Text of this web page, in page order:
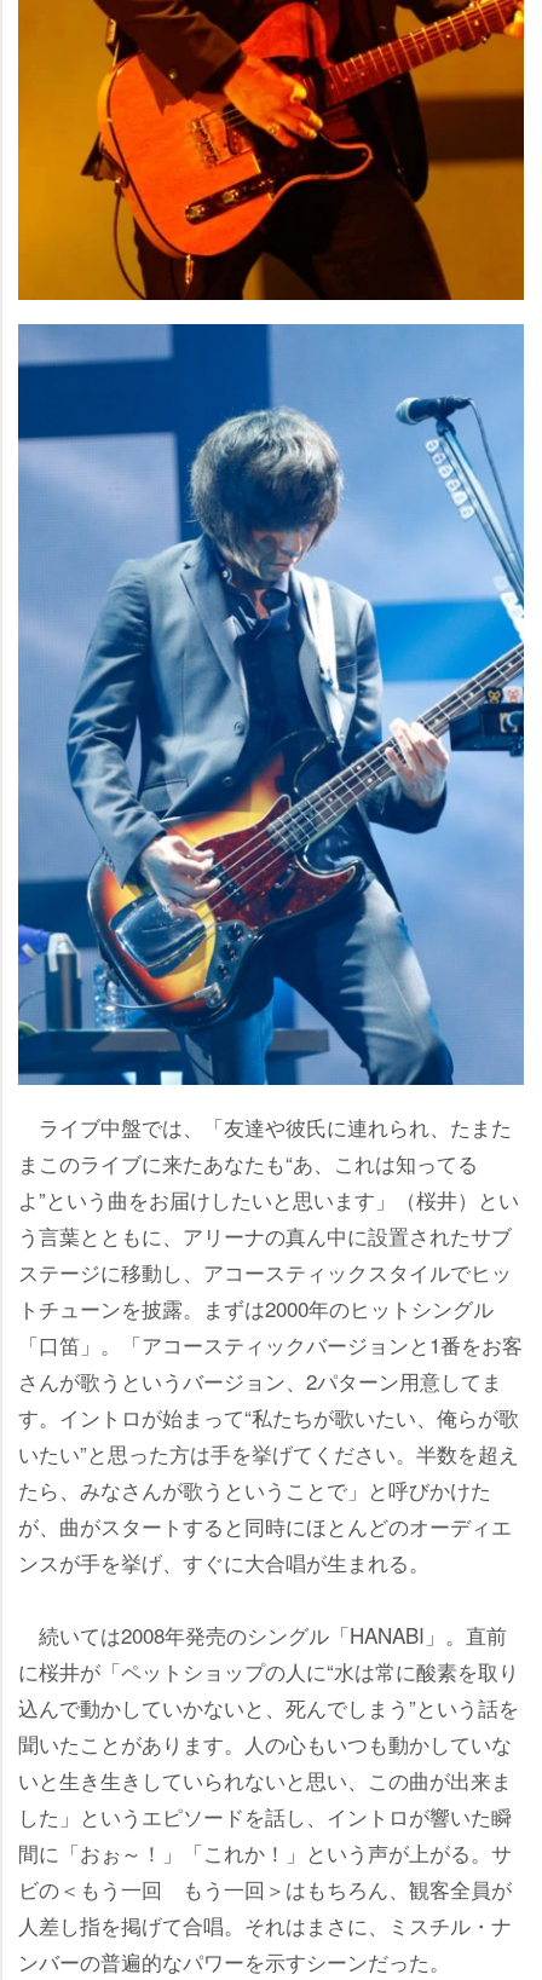
ライブ中盤では、「友達や彼氏に連れられ、たまた
まこのライブに来たあなたも“あ、これは知ってる
よ”という曲をお届けしたいと思います」（桜井）とい
う言葉とともに、アリーナの真ん中に設置されたサブ
ステージに移動し、アコースティックスタイルでヒッ
トチューンを披露。まずは2000年のヒットシングル
「口笛」。「アコースティックバージョンと1番をお客
さんが歌うというバージョン、2パターン用意してま
す。イントロが始まって“私たちが歌いたい、俺らが歌
いたい”と思った方は手を挙げてください。半数を超え
たら、みなさんが歌うということで」と呼びかけた
が、曲がスタートすると同時にほとんどのオーディエ
ンスが手を挙げ、すぐに大合唱が生まれる。
続いては2008年発売のシングル「HANABI」。直前
に桜井が「ペットショップの人に“水は常に酸素を取り
込んで動かしていかないと、死んでしまう”という話を
聞いたことがあります。人の心もいつも動かしていな
いと生き生きしていられないと思い、この曲が出来ま
した」というエピソードを話し、イントロが響いた瞬
間に「おぉ～！」「これか！」という声が上がる。サ
ビの＜もう一回 もう一回＞はもちろん、観客全員が
人差し指を掲げて合唱。それはまさに、ミスチル・ナ
ンバーの普遍的なパワーを示すシーンだった。